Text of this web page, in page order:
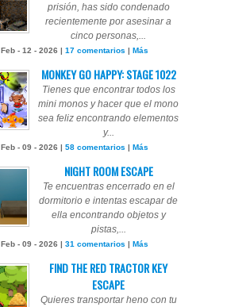
prisión, has sido condenado
recientemente por asesinar a
cinco personas,...
Feb - 12 - 2026 | 17 comentarios | Más
MONKEY GO HAPPY: STAGE 1022
Tienes que encontrar todos los
mini monos y hacer que el mono
sea feliz encontrando elementos
y...
Feb - 09 - 2026 | 58 comentarios | Más
NIGHT ROOM ESCAPE
Te encuentras encerrado en el
dormitorio e intentas escapar de
ella encontrando objetos y
pistas,...
Feb - 09 - 2026 | 31 comentarios | Más
FIND THE RED TRACTOR KEY
ESCAPE
Quieres transportar heno con tu